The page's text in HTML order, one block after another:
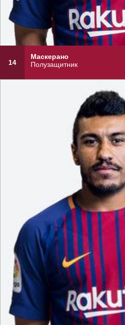
14
Маскерано
Полузащитник